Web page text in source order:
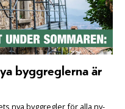
byggreglerna är